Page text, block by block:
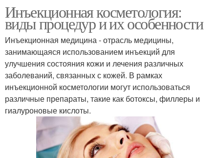
Инъекционная косметология:
виды процедур и их особенности
Инъекционная медицина - отрасль медицины,
занимающаяся использованием инъекций для
улучшения состояния кожи и лечения различных
заболеваний, связанных с кожей. В рамках
инъекционной косметологии могут использоваться
различные препараты, такие как ботоксы, филлеры и
гиалуроновые кислоты.